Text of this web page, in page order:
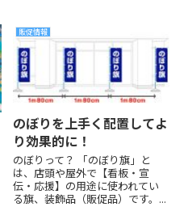
販促情報
のぼりを上手く配置してよ
り効果的に！
のぼりって？ 「のぼり旗」と
は、店頭や屋外で【看板・宣
伝・応援】の用途に使われてい
る旗、装飾品（販促品）です。...